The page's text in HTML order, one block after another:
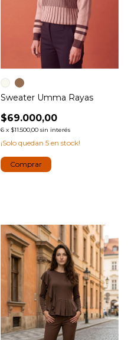
Sweater Umma Rayas
$69.000,00
6 x $11.500,00 sin interés
¡Solo quedan 5 en stock!
Comprar